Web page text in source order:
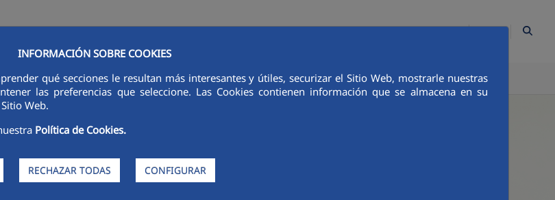
INFORMACIÓN SOBRE COOKIES
qué secciones le resultan más interesantes y útiles, securizar el Sitio Web, mostrarle nuestras
las preferencias que seleccione. Las Cookies contienen información que se almacena en su
Web.
Política de Cookies.
RECHAZAR TODAS CONFIGURAR
DIGITALIZACIÓN SOSTENIBILIDAD ÉTICA E INTEGRIDAD COMUNICACIÓN